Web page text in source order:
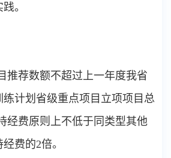
。
推荐数额不超过上一年度我省
计划省级重点项目立项项目总
经费原则上不低于同类型其他
经费的2倍。